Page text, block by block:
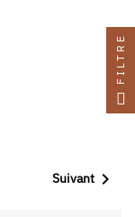
Suivant 
FILTRE